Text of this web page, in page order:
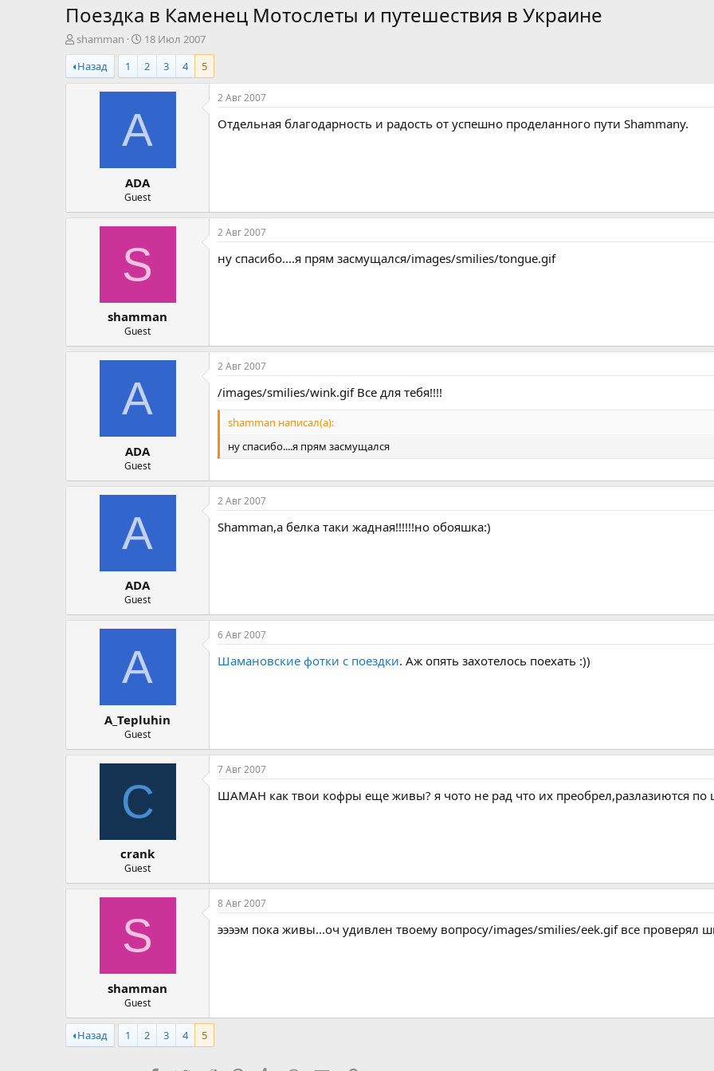
Поездка в Каменец Мотослеты и путешествия в Украине
А
в
т
о
shamman
Д
а
т
а
н
ч
а
а
18 Июл 2007
Назад
1 2 3 4 5
A
ADA
Guest
2 Авг 2007
Отдельная благодарность и радость от успешно проделанного пути Shammanу.
S
shamman
Guest
2 Авг 2007
ну спасибо....я прям засмущался/images/smilies/tongue.gif
A
ADA
Guest
2 Авг 2007
/images/smilies/wink.gif Все для тебя!!!!
shamman написал(а):
ну спасибо....я прям засмущался
A
ADA
Guest
2 Авг 2007
Shamman,а белка таки жадная!!!!!!но обояшка:)
A
A_Tepluhin
Guest
6 Авг 2007
Шамановские фотки с поездки. Аж опять захотелось поехать :))
C
crank
Guest
7 Авг 2007
ШАМАН как твои кофры еще живы? я чото не рад что их преобрел,разлазиются по
S
shamman
Guest
8 Авг 2007
ээээм пока живы...оч удивлен твоему вопросу/images/smilies/eek.gif все проверял
Назад 1 2 3 4 5